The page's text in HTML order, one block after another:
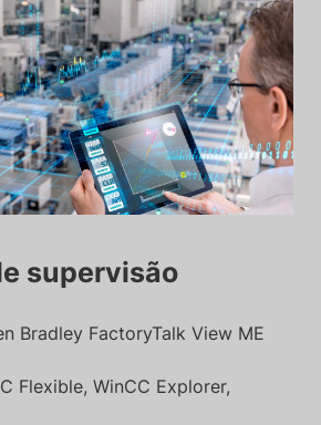
supervisão
Bradley FactoryTalk View ME
Flexible, WinCC Explorer,